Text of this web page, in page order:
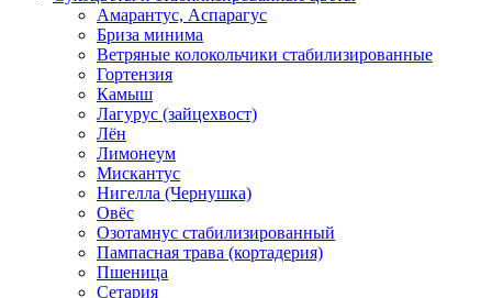
Амарантус, Аспарагус
Бриза минима
Ветряные колокольчики стабилизированные
Гортензия
Камыш
Лагурус (зайцехвост)
Лён
Лимонеум
Мискантус
Нигелла (Чернушка)
Овёс
Озотамнус стабилизированный
Пампасная трава (кортадерия)
Пшеница
Сетария